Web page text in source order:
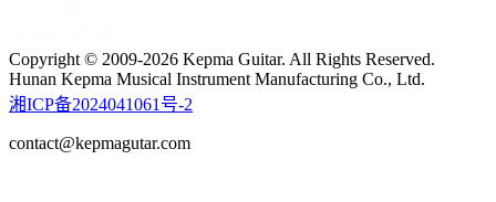
Copyright © 2009-2026 Kepma Guitar. All Rights Reserved.
Hunan Kepma Musical Instrument Manufacturing Co., Ltd.
湘ICP备2024041061号-2
contact@kepmagutar.com